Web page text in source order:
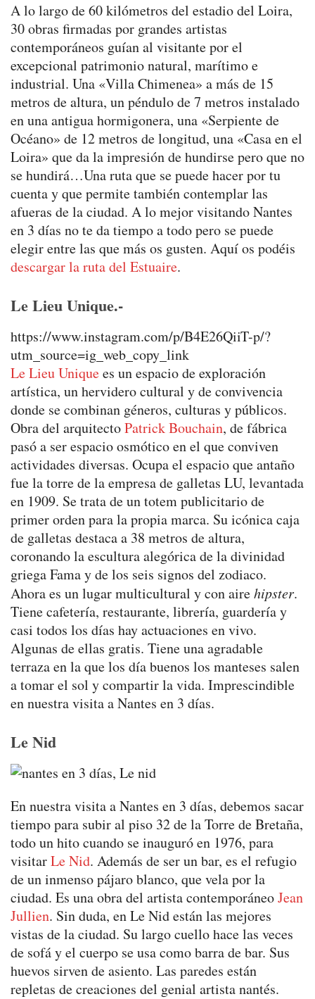
A lo largo de 60 kilómetros del estadio del Loira,
30 obras firmadas por grandes artistas
contemporáneos guían al visitante por el
excepcional patrimonio natural, marítimo e
industrial. Una «Villa Chimenea» a más de 15
metros de altura, un péndulo de 7 metros instalado
en una antigua hormigonera, una «Serpiente de
Océano» de 12 metros de longitud, una «Casa en el
Loira» que da la impresión de hundirse pero que no
se hundirá…Una ruta que se puede hacer por tu
cuenta y que permite también contemplar las
afueras de la ciudad. A lo mejor visitando Nantes
en 3 días no te da tiempo a todo pero se puede
elegir entre las que más os gusten. Aquí os podéis
descargar la ruta del Estuaire.
Le Lieu Unique.-
https://www.instagram.com/p/B4E26QiiT-p/?
utm_source=ig_web_copy_link
Le Lieu Uniquees un espacio de exploración
artística, un hervidero cultural y de convivencia
donde se combinan géneros, culturas y públicos.
Obra del arquitectoPatrick Bouchain, de fábrica
pasó a ser espacio osmótico en el que conviven
actividades diversas. Ocupa el espacio que antaño
fue la torre de la empresa de galletas LU, levantada
en 1909. Se trata de un totem publicitario de
primer orden para la propia marca. Su icónica caja
de galletas destaca a 38 metros de altura,
coronando la escultura alegórica de la divinidad
griega Fama y de los seis signos del zodiaco.
Ahora es un lugar multicultural y con airehipster.
Tiene cafetería, restaurante, librería, guardería y
casi todos los días hay actuaciones en vivo.
Algunas de ellas gratis. Tiene una agradable
terraza en la que los día buenos los manteses salen
a tomar el sol y compartir la vida. Imprescindible
en nuestra visita a Nantes en 3 días.
Le Nid
En nuestra visita a Nantes en 3 días, debemos sacar
tiempo para subir al piso 32 de la Torre de Bretaña,
todo un hito cuando se inauguró en 1976, para
visitarLe Nid. Además de ser un bar, es el refugio
de un inmenso pájaro blanco, que vela por la
ciudad. Es una obra del artista contemporáneoJean
Jullien. Sin duda, en Le Nid están las mejores
vistas de la ciudad. Su largo cuello hace las veces
de sofá y el cuerpo se usa como barra de bar. Sus
huevos sirven de asiento. Las paredes están
repletas de creaciones del genial artista nantés.